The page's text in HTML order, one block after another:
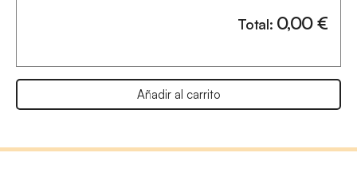
Total: 0,00€
Añadir al carrito